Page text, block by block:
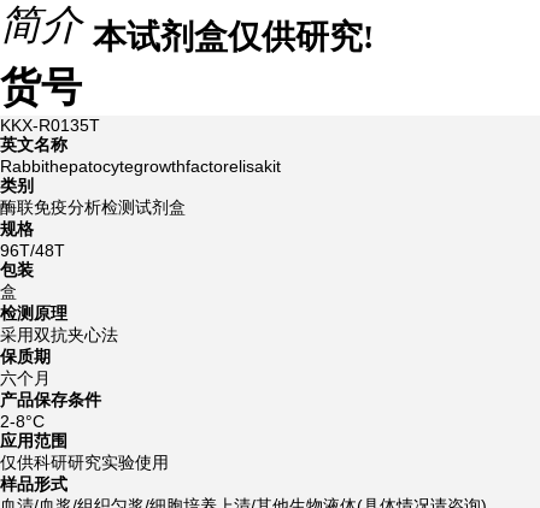
简介 本试剂盒仅供研究!
货号
KKX-R0135T
英文名称
Rabbithepatocytegrowthfactorelisakit
类别
酶联免疫分析检测试剂盒
规格
96T/48T
包装
盒
检测原理
采用双抗夹心法
保质期
六个月
产品保存条件
2-8°C
应用范围
仅供科研研究实验使用
样品形式